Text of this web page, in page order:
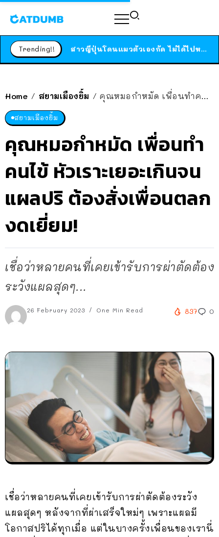
Trending!! ได้เวลาเด็กหนวดรวมตัว RF Online Next เปิดให้เล่นแล้ว เกม Sci-Fi MMORPG ระดับตำนาน เล่นได้ทั้งมือถือและ PC
Home / สยามเมืองยิ้ม / คุณหมอกำหมัด เพื่อนทำคนไข้ หัวเราะเยอะเกินจนแผลปริ ต้องสั่งเพื่อนตลกงดเยี่ยม!
สยามเมืองยิ้ม
คุณหมอกำหมัด เพื่อนทำ
คนไข้ หัวเราะเยอะเกินจน
แผลปริ ต้องสั่งเพื่อนตลก
งดเยี่ยม!
เชื่อว่าหลายคนที่เคยเข้ารับการผ่าตัดต้อง
ระวังแผลสุดๆ...
26 February 2023 One Min Read 837 0
เชื่อว่าหลายคนที่เคยเข้ารับการผ่าตัดต้องระวัง
แผลสุดๆ หลังจากที่ผ่าเสร็จใหม่ๆ เพราะแผลมี
โอกาสปริได้ทุกเมื่อ แต่ในบางครั้งเพื่อนของเรานี่